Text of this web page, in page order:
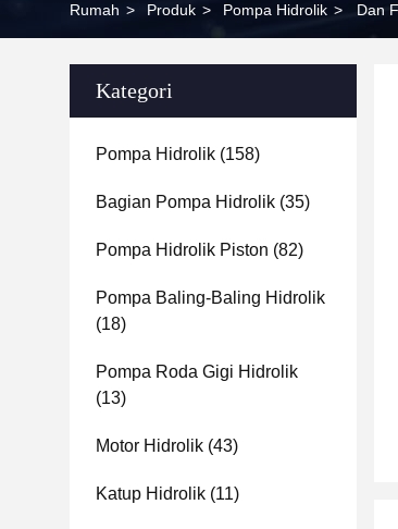
Rumah > Produk > Pompa Hidrolik > Dan
Kategori
Pompa Hidrolik (158)
Bagian Pompa Hidrolik (35)
Pompa Hidrolik Piston (82)
Pompa Baling-Baling Hidrolik
(18)
Pompa Roda Gigi Hidrolik
(13)
Motor Hidrolik (43)
Katup Hidrolik (11)